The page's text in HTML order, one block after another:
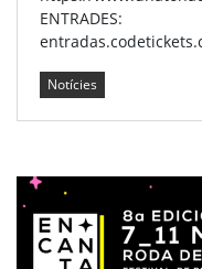
ENTRADES:
Notícies